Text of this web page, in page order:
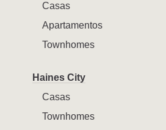
Casas
Apartamentos
Townhomes
Haines City
Casas
Townhomes